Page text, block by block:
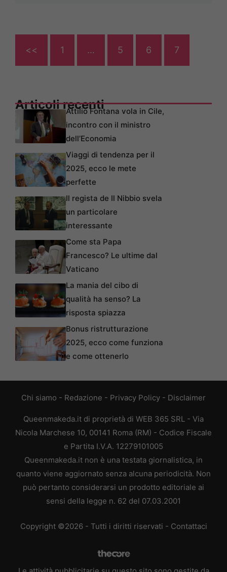
<< 1 … 5 6 7
Articoli recentiAttilio Fontana vola in Cile,
incontro con il ministro
dell’Economia
Viaggi di tendenza per il
2025, ecco le mete
perfette
Il regista de Il Nibbio svela
un particolare
interessante
Come sta Papa
Francesco? Le ultime dal
Vaticano
La mania del cibo di
qualità ha senso? La
risposta spiazza
Bonus ristrutturazione
2025, ecco come funziona
e come ottenerlo
Chi siamo - Redazione - Privacy Policy - Disclaimer
Queenmakeda.it di proprietà di WEB 365 SRL - Via
Nicola Marchese 10, 00141 Roma (RM) - Codice Fiscale
e Partita I.V.A. 12279101005
Queenmakeda.it non è una testata giornalistica, in
quanto viene aggiornato senza alcuna periodicità. Non
può pertanto considerarsi un prodotto editoriale ai
sensi della legge n. 62 del 07.03.2001
Copyright ©2026 - Tutti i diritti riservati - Contattaci